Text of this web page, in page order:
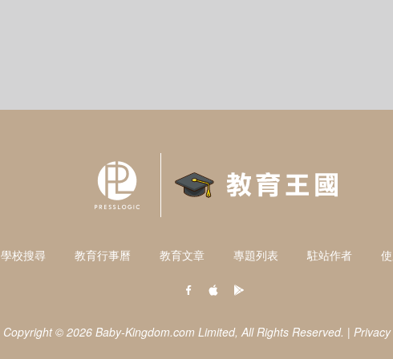
學校搜尋 教育行事曆 教育文章 專題列表 駐站作者
Copyright © 2026 Baby-Kingdom.com Limited, All Rights Reserved. |